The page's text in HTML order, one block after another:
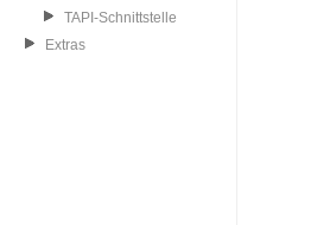
TAPI-Schnittstelle
Extras